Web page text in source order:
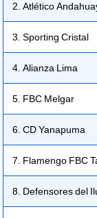
2. Atlético
3. Sporting Cristal
4. Alianza Lima
5. FBC Melgar
6. CD Yanapuma
7. Flamengo FBC
8. Defensores del